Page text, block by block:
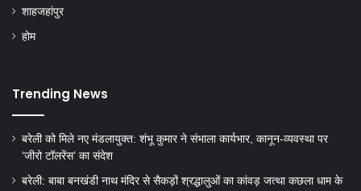
शाहजहांपुर
होम
Trending News
बरेली को मिले नए मंडलायुक्त: शंभू कुमार ने संभाला कार्यभार, कानून-व्यवस्था पर
‘जीरो टॉलरेंस’ का संदेश
बरेली: बाबा बनखंडी नाथ मंदिर से सैकड़ों श्रद्धालुओं का कांवड़ जत्था कछला धाम के